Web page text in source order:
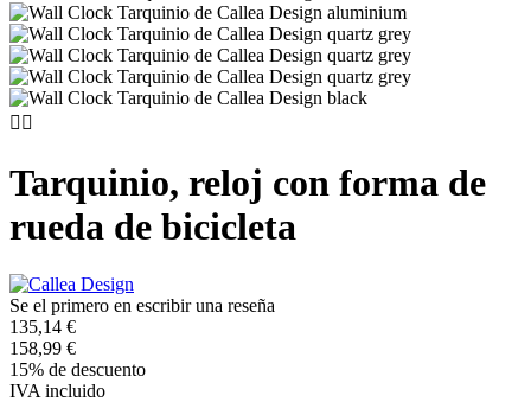
 
Tarquinio, reloj con forma de
rueda de bicicleta
Se el primero en escribir una reseña
135,14 €
158,99 €
15% de descuento
IVA incluido